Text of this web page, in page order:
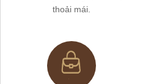
thoải mái.